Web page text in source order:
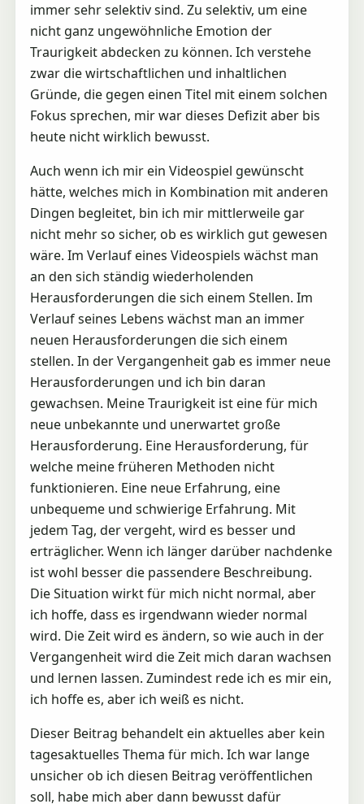
immer sehr selektiv sind. Zu selektiv, um eine
nicht ganz ungewöhnliche Emotion der
Traurigkeit abdecken zu können. Ich verstehe
zwar die wirtschaftlichen und inhaltlichen
Gründe, die gegen einen Titel mit einem solchen
Fokus sprechen, mir war dieses Defizit aber bis
heute nicht wirklich bewusst.
Auch wenn ich mir ein Videospiel gewünscht
hätte, welches mich in Kombination mit anderen
Dingen begleitet, bin ich mir mittlerweile gar
nicht mehr so sicher, ob es wirklich gut gewesen
wäre. Im Verlauf eines Videospiels wächst man
an den sich ständig wiederholenden
Herausforderungen die sich einem Stellen. Im
Verlauf seines Lebens wächst man an immer
neuen Herausforderungen die sich einem
stellen. In der Vergangenheit gab es immer neue
Herausforderungen und ich bin daran
gewachsen. Meine Traurigkeit ist eine für mich
neue unbekannte und unerwartet große
Herausforderung. Eine Herausforderung, für
welche meine früheren Methoden nicht
funktionieren. Eine neue Erfahrung, eine
unbequeme und schwierige Erfahrung. Mit
jedem Tag, der vergeht, wird es besser und
erträglicher. Wenn ich länger darüber nachdenke
ist wohl besser die passendere Beschreibung.
Die Situation wirkt für mich nicht normal, aber
ich hoffe, dass es irgendwann wieder normal
wird. Die Zeit wird es ändern, so wie auch in der
Vergangenheit wird die Zeit mich daran wachsen
und lernen lassen. Zumindest rede ich es mir ein,
ich hoffe es, aber ich weiß es nicht.
Dieser Beitrag behandelt ein aktuelles aber kein
tagesaktuelles Thema für mich. Ich war lange
unsicher ob ich diesen Beitrag veröffentlichen
soll, habe mich aber dann bewusst dafür